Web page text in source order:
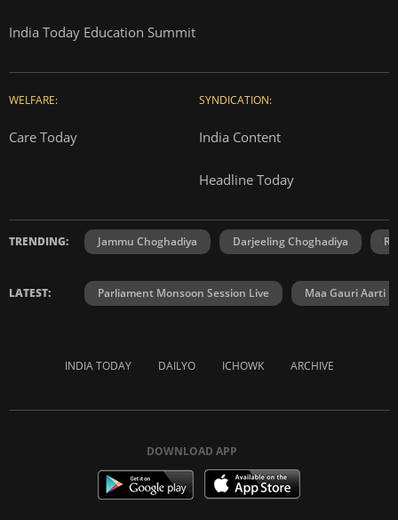
India Today Education Summit
WELFARE:
Care Today
SYNDICATION:
India Content
Headline Today
TRENDING: Jammu Choghadiya Darjeeling Choghadiya
LATEST: Parliament Monsoon Session Live Maa Gauri Aarti
INDIA TODAY DAILYO ICHOWK ARCHIVE
DOWNLOAD APP